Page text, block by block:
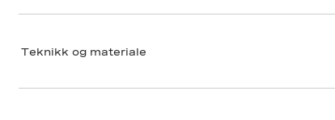
Teknikk og materiale